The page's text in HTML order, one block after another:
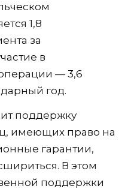
1,8
за
в
— 3,6
год.
поддержку
имеющих право на
гарантии,
В этом
поддержки